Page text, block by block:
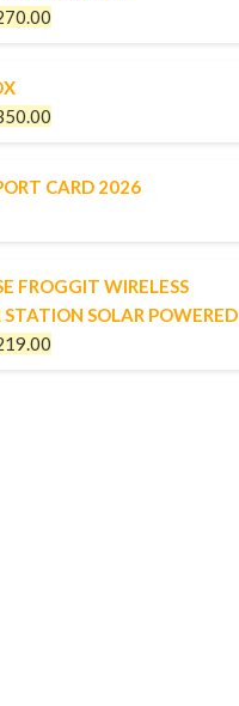
CARD 2026
FROGGIT WIRELESS
SOLAR POWERED